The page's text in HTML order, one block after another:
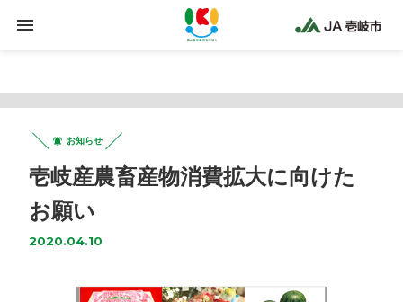
Warning : Trying to access array offset on false in /home/jaiki2021/ja-iki.jp/public_html/wp-
on line425
お知らせ
壱岐産農畜産物消費拡大に向けた
お願い
2020.04.10